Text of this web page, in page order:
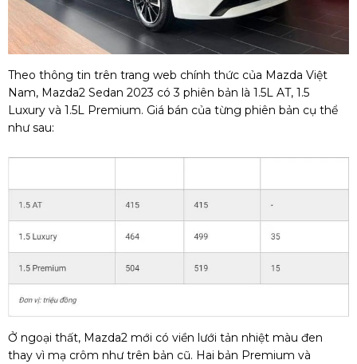
Theo thông tin trên trang web chính thức của Mazda Việt
Nam, Mazda2 Sedan 2023 có 3 phiên bản là 1.5L AT, 1.5
Luxury và 1.5L Premium. Giá bán của từng phiên bản cụ thể
như sau:
Ở ngoại thất, Mazda2 mới có viền lưới tản nhiệt màu đen
thay vì mạ crôm như trên bản cũ. Hai bản Premium và